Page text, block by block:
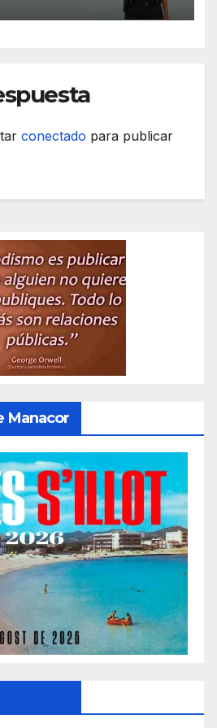
conectado para publicar
Manacor